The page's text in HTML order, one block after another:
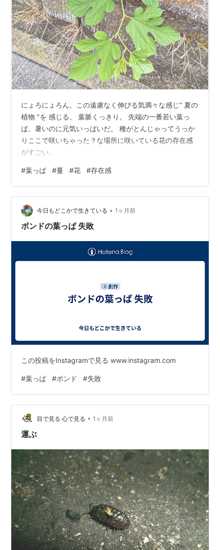
にょろにょろん。この遠慮なく伸びる気満々な感じ" 夏の
植物 "を 感じる。 葉脈くっきり。 先端の一番若い葉っ
ぱ。暑いのに元気いっぱいだ。 種がとんじゃってうっか
りここで咲いちゃった？な場所に咲いている花の存在感
がすごい。
#葉っぱ #蔓 #花 #存在感
今日もどこかで生きている • 1ヶ月前
ボンドの葉っぱ 失敗
この投稿をInstagramで見る www.instagram.com
#葉っぱ #ボンド #失敗
目で見る 心で見る • 1ヶ月前
運ぶ